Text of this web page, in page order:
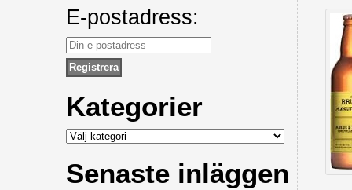
E-postadress:
Kategorier
Kategorier
Senaste inläggen